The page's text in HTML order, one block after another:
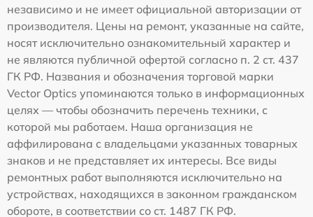
независимо и не имеет официальной авторизации от
производителя. Цены на ремонт, указанные на сайте,
носят исключительно ознакомительный характер и
не являются публичной офертой согласно п. 2 ст. 437
ГК РФ. Названия и обозначения торговой марки
Vector Optics упоминаются только в информационных
целях — чтобы обозначить перечень техники, с
которой мы работаем. Наша организация не
аффилирована с владельцами указанных товарных
знаков и не представляет их интересы. Все виды
ремонтных работ выполняются исключительно на
устройствах, находящихся в законном гражданском
обороте, в соответствии со ст. 1487 ГК РФ.